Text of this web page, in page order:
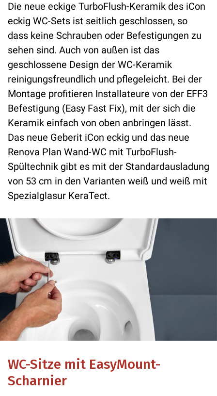
Die neue eckige TurboFlush-Keramik des iCon
eckig WC-Sets ist seitlich geschlossen, so
dass keine Schrauben oder Befestigungen zu
sehen sind. Auch von außen ist das
geschlossene Design der WC-Keramik
reinigungsfreundlich und pflegeleicht. Bei der
Montage profitieren Installateure von der EFF3
Befestigung (Easy Fast Fix), mit der sich die
Keramik einfach von oben anbringen lässt.
Das neue Geberit iCon eckig und das neue
Renova Plan Wand-WC mit TurboFlush-
Spültechnik gibt es mit der Standardausladung
von 53 cm in den Varianten weiß und weiß mit
Spezialglasur KeraTect.
WC-Sitze mit EasyMount-
Scharnier